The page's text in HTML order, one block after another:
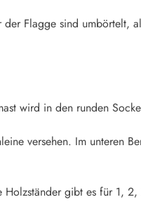
Flagge sind umbörtelt,
wird in den runden
versehen. Im unteren
Holzständer gibt es für 1,